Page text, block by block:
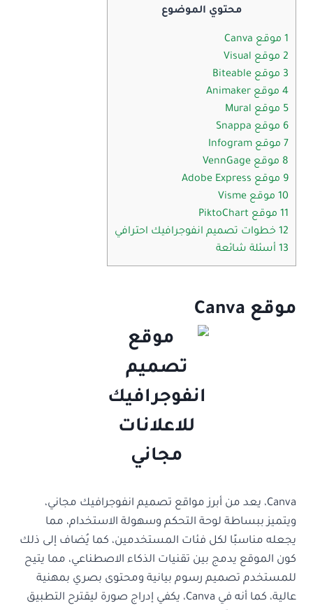
محتوي الموضوع
1 موقع Canva
2 موقع Visual
3 موقع Biteable
4 موقع Animaker
5 موقع Mural
6 موقع Snappa
7 موقع Infogram
8 موقع VennGage
9 موقع Adobe Express
10 موقع Visme
11 موقع PiktoChart
12 خطوات تصميم انفوجرافيك احترافي
13 أسئلة شائعة
موقع Canva
Canva، يعد من أبرز مواقع تصميم انفوجرافيك مجاني،
ويتميز ببساطة لوحة التحكم وسهولة الاستخدام، مما
يجعله مناسبًا لكل فئات المستخدمين، كما يُضاف إلى ذلك
كون الموقع يدمج بين تقنيات الذكاء الاصطناعي، مما يتيح
للمستخدم تصميم رسوم بيانية ومحتوى بصري بمهنية
عالية، كما أنه في Canva، يكفي إدراج صورة ليقترح التطبيق